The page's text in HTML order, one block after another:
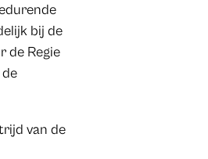
bij de
de Regie
van de